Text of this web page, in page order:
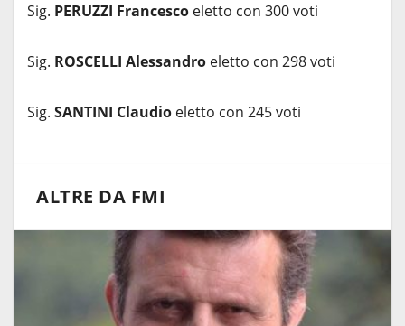
Sig. PERUZZI Francesco eletto con 300 voti
Sig. ROSCELLI Alessandro eletto con 298 voti
Sig. SANTINI Claudio eletto con 245 voti
ALTRE DA FMI